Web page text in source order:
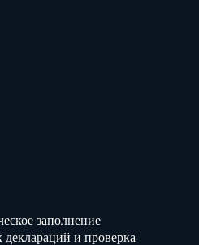
заполнение
деклараций и проверка